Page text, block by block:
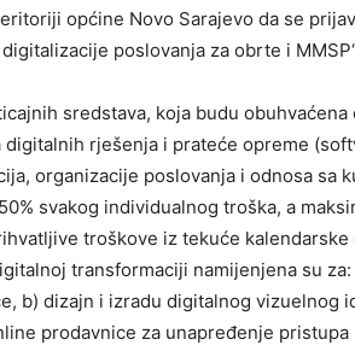
općine Novo Sarajevo da se
poslovanja za obrte i
sredstava, koja budu
rješenja i prateće opreme
organizacije poslovanja i odnosa sa
svakog individualnog troška, a
troškove iz tekuće
transformaciji namijenjena su
b) dizajn i izradu digitalnog vizuelnog
prodavnice za unapređenje